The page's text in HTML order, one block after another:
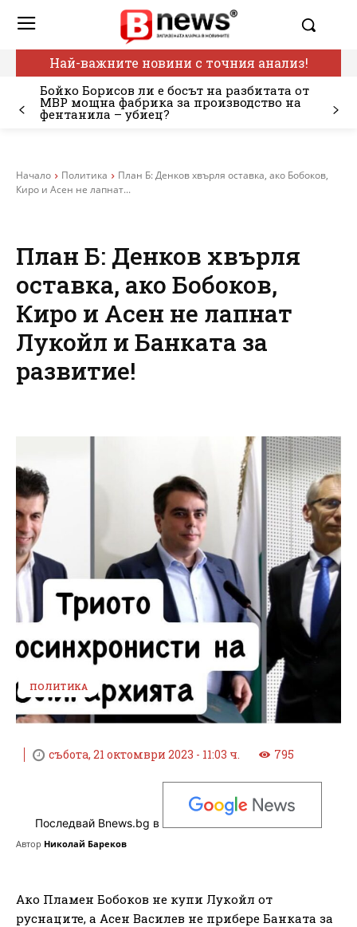
Най-важните новини с точния анализ!
Бойко Борисов ли е босът на разбитата от
МВР мощна фабрика за производство на
фентанила – убиец?
Начало Политика
План Б: Денков хвърля оставка, ако Бобоков,
Киро и Асен не лапнат...
План Б: Денков хвърля
оставка, ако Бобоков,
Киро и Асен не лапнат
Лукойл и Банката за
развитие!
ПОЛИТИКА
събота, 21 октомври 2023 - 11:03 ч. 795
Последвай Bnews.bg в
Автор Николай Бареков
Ако Пламен Бобоков не купи Лукойл от
руснаците, а Асен Василев не прибере Банката за